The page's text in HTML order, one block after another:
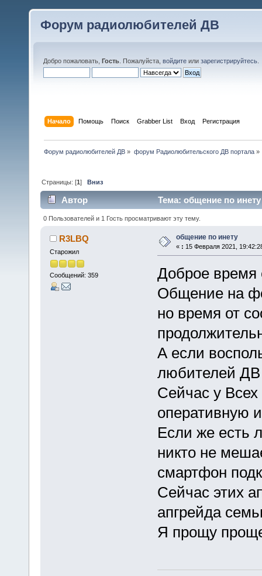
Форум радиолюбителей ДВ
Добро пожаловать, Гость . Пожалуйста, войдите или зарегистрируйтесь
Начало Помощь Поиск Grabber List Вход Регистрация
Форум радиолюбителей ДВ » форум Радиолюбительского ДВ портала»
Страницы: [1]Вниз
Автор Тема: общение по
0 Пользователей и 1 Гость просматривают эту тему.
R3LBQ
Старожил
Сообщений: 359
общение по инету
« : 15 Февраля 2021,
Доброе время
Общение на
но время от
А если
любителей ДВ
Сейчас у
оперативную
Если же есть
никто не
смартфон
Сейчас этих
апгрейда
Я прощу